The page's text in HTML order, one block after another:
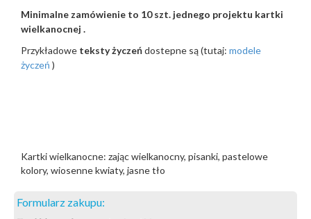
Minimalne zamówienie to 10 szt. jednego projektu kartki
wielkanocnej .
Przykładowe teksty życzeńdostepne są (tutaj: modele
życzeń )
Kartki wielkanocne: zając wielkanocny, pisanki, pastelowe
kolory, wiosenne kwiaty, jasne tło
Formularz zakupu: